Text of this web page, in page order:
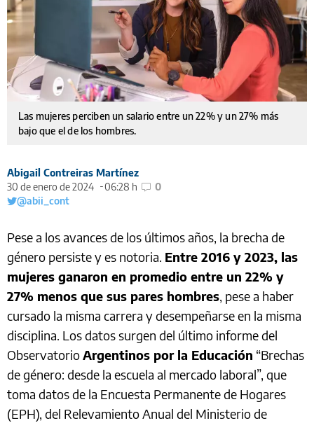
Las mujeres perciben un salario entre un 22% y un 27% más
bajo que el de los hombres.
Abigail Contreiras Martínez
30 de enero de 2024
06:28 h
0
@abii_cont
Pese a los avances de los últimos años, la brecha de
género persiste y es notoria. Entre 2016 y 2023, las
mujeres ganaron en promedio entre un 22% y
27% menos que sus pares hombres, pese a haber
cursado la misma carrera y desempeñarse en la misma
disciplina. Los datos surgen del último informe del
ObservatorioArgentinos por la Educación “Brechas
de género: desde la escuela al mercado laboral”, que
toma datos de la Encuesta Permanente de Hogares
(EPH), del Relevamiento Anual del Ministerio de